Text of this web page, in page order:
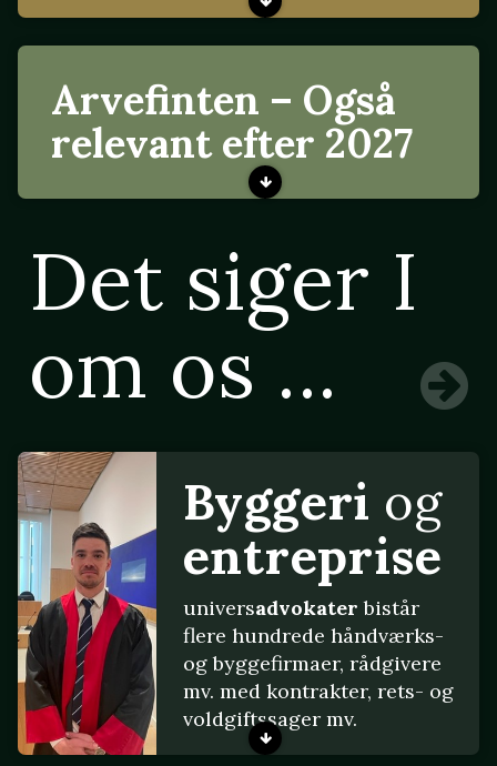
Arvefinten – Også
relevant efter 2027
Det siger I
om os ...
Byggeri og
entreprise
universadvokater bistår
flere hundrede håndværks-
og byggefirmaer, rådgivere
mv. med kontrakter, rets- og
voldgiftssager mv.